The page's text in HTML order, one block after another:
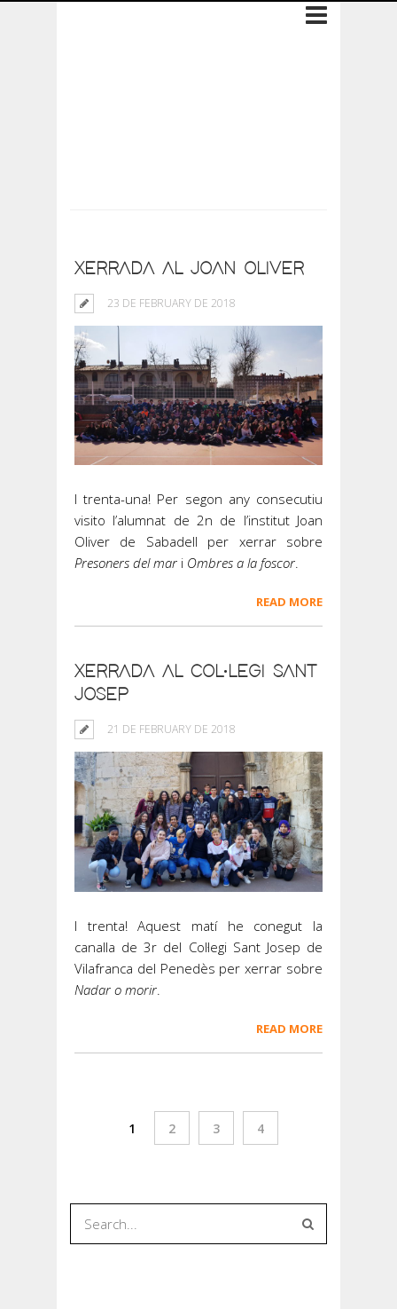
XERRADA AL JOAN OLIVER
23 DE FEBRUARY DE 2018
I trenta-una! Per segon any consecutiu
visito l’alumnat de 2n de l’institut Joan
Oliver de Sabadell per xerrar sobre
Presoners del mar i Ombres a la foscor.
READ MORE
XERRADA AL COL·LEGI SANT
JOSEP
21 DE FEBRUARY DE 2018
I trenta! Aquest matí he conegut la
canalla de 3r del Col·legi Sant Josep de
Vilafranca del Penedès per xerrar sobre
Nadar o morir
READ MORE
1 2 3 4